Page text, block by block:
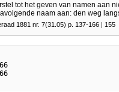
tot het geven van namen aan
naam aan: den weg
1881 nr. 7(31.05) p. 137-166 | 155